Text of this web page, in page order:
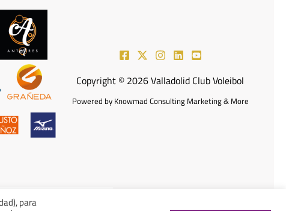
Copyright © 2026 Valladolid Club Voleibol
Powered by Knowmad Consulting Marketing & More
para